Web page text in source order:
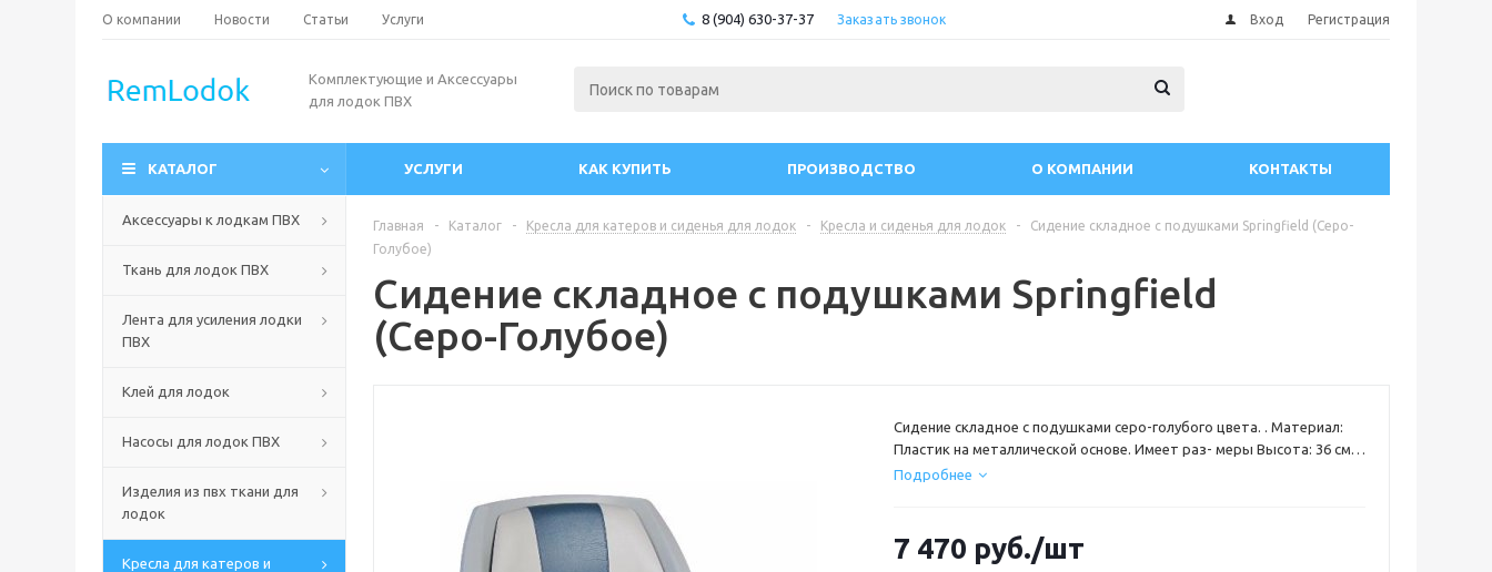
О компании Новости Статьи Услуги 8 (904) 630-37-37 Заказать звонок Вход Регистрация
Комплектующие и Аксессуары
для лодок ПВХ
КАТАЛОГ УСЛУГИ КАК КУПИТЬ ПРОИЗВОДСТВО О КОМПАНИИ КОНТАКТЫ
Аксессуары к лодкам ПВХ
Ткань для лодок ПВХ
Лента для усиления лодки
ПВХ
Клей для лодок
Насосы для лодок ПВХ
Изделия из пвх ткани для
лодок
Кресла для катеров и
Главная - Каталог - Кресла для катеров и сиденья для лодок - Кресла и сиденья для лодок -
Сидение складное с подушками Springfield (Серо-
Голубое)
Сидение складное с подушками Springfield
(Серо-Голубое)
Сидение складное с подушками серо-голубого цвета. . Материал:
Пластик на металлической основе. Имеет раз- меры Высота: 36 см.
Ширина: 50 см. Глубина: 45 см. Имеет сталь- ные шарниры,
производитель: Springfield.
Подробнее
7 470 руб./шт